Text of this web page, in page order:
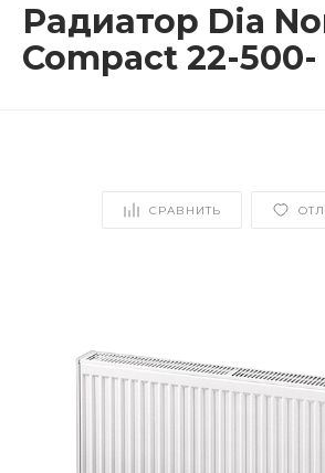
Радиатор Dia
Compact 22-500-
СРАВНИТЬ